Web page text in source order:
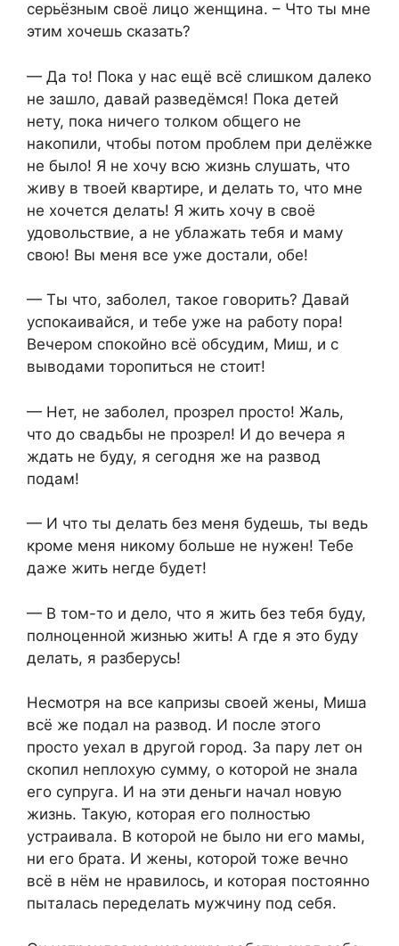
серьёзным своё лицо женщина. – Что ты мне
этим хочешь сказать?
— Да то! Пока у нас ещё всё слишком далеко
не зашло, давай разведёмся! Пока детей
нету, пока ничего толком общего не
накопили, чтобы потом проблем при делёжке
не было! Я не хочу всю жизнь слушать, что
живу в твоей квартире, и делать то, что мне
не хочется делать! Я жить хочу в своё
удовольствие, а не ублажать тебя и маму
свою! Вы меня все уже достали, обе!
— Ты что, заболел, такое говорить? Давай
успокаивайся, и тебе уже на работу пора!
Вечером спокойно всё обсудим, Миш, и с
выводами торопиться не стоит!
— Нет, не заболел, прозрел просто! Жаль,
что до свадьбы не прозрел! И до вечера я
ждать не буду, я сегодня же на развод
подам!
— И что ты делать без меня будешь, ты ведь
кроме меня никому больше не нужен! Тебе
даже жить негде будет!
— В том-то и дело, что я жить без тебя буду,
полноценной жизнью жить! А где я это буду
делать, я разберусь!
Несмотря на все капризы своей жены, Миша
всё же подал на развод. И после этого
просто уехал в другой город. За пару лет он
скопил неплохую сумму, о которой не знала
его супруга. И на эти деньги начал новую
жизнь. Такую, которая его полностью
устраивала. В которой не было ни его мамы,
ни его брата. И жены, которой тоже вечно
всё в нём не нравилось, и которая постоянно
пыталась переделать мужчину под себя.